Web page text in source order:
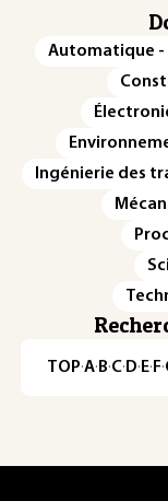
Automatique -
Ingénierie des
TOP·A·B·C· D· E· F·